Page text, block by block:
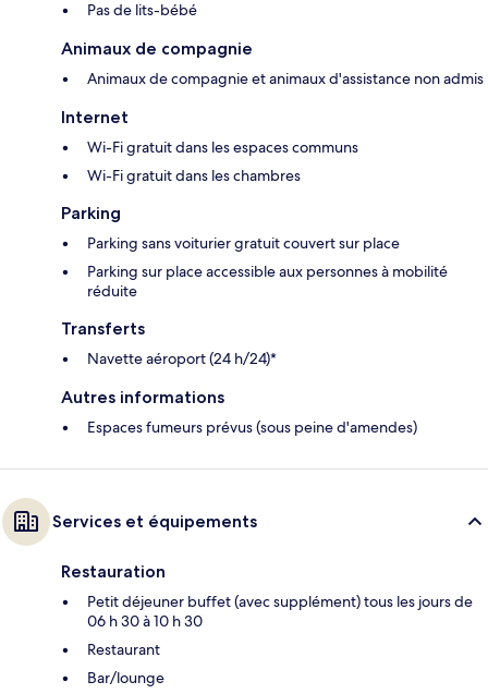
Pas de lits-bébé
Animaux de compagnie
Animaux de compagnie et animaux d'assistance non admis
Internet
Wi-Fi gratuit dans les espaces communs
Wi-Fi gratuit dans les chambres
Parking
Parking sans voiturier gratuit couvert sur place
Parking sur place accessible aux personnes à mobilité
réduite
Transferts
Navette aéroport (24 h/24)*
Autres informations
Espaces fumeurs prévus (sous peine d'amendes)
Services et équipements
Restauration
Petit déjeuner buffet (avec supplément) tous les jours de
06 h 30 à 10 h 30
Restaurant
Bar/lounge